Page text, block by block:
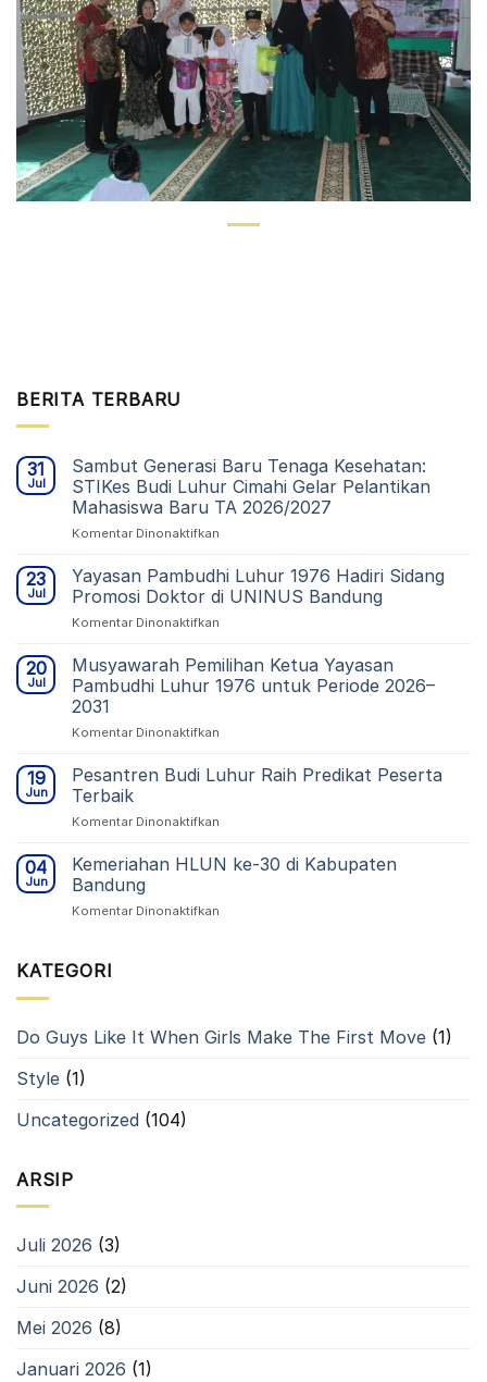
BERITA TERBARU
31
Jul
Sambut Generasi Baru Tenaga Kesehatan:
STIKes Budi Luhur Cimahi Gelar Pelantikan
Mahasiswa Baru TA 2026/2027
Komentar Dinonaktifkan
Generasi
Baru
Tenaga
Budi
Luhur
Baru
23
Jul
Yayasan Pambudhi Luhur 1976 Hadiri Sidang
Promosi Doktor di UNINUS Bandung
Komentar Dinonaktifkan
Pambudhi
Luhur
1976
Doktor
20
Jul
Musyawarah Pemilihan Ketua Yayasan
Pambudhi Luhur 1976 untuk Periode 2026–
2031
Komentar Dinonaktifkan
Pemilihan
1976
19
Jun
Pesantren Budi Luhur Raih Predikat Peserta
Terbaik
Komentar Dinonaktifkan
Budi
04
Jun
Kemeriahan HLUN ke-30 di Kabupaten
Bandung
Komentar Dinonaktifkan
Bandung
KATEGORI
Do Guys Like It When Girls Make The First Move (1)
Style (1)
Uncategorized (104)
ARSIP
Juli 2026 (3)
Juni 2026 (2)
Mei 2026 (8)
Januari 2026 (1)